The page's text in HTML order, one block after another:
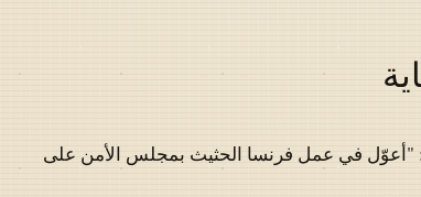
"أعوّل في عمل فرنسا الحثيث بمجلس الأمن على